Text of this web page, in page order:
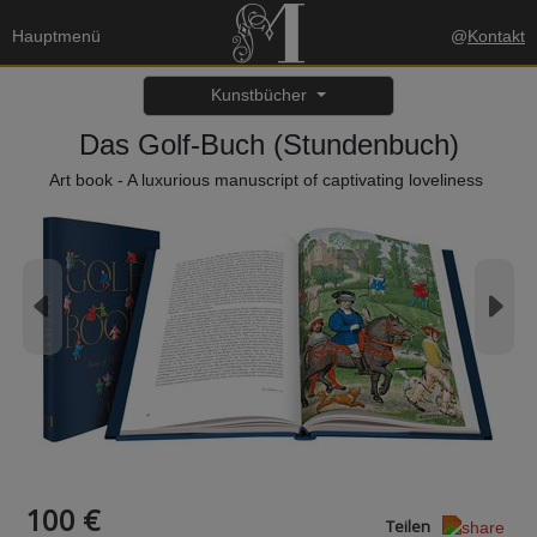
Hauptmenü @Kontakt
Kunstbücher
Das Golf-Buch (Stundenbuch)
Art book - A luxurious manuscript of captivating loveliness
100 € Teilen